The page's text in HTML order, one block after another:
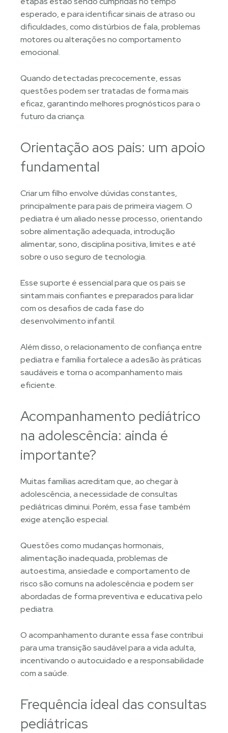
esperado, e para identificar sinais de atraso ou
dificuldades, como distúrbios de fala, problemas
motores ou alterações no comportamento
emocional.
Quando detectadas precocemente, essas
questões podem ser tratadas de forma mais
eficaz, garantindo melhores prognósticos para o
futuro da criança.
Orientação aos pais: um apoio
fundamental
Criar um filho envolve dúvidas constantes,
principalmente para pais de primeira viagem. O
pediatra é um aliado nesse processo, orientando
sobre alimentação adequada, introdução
alimentar, sono, disciplina positiva, limites e até
sobre o uso seguro de tecnologia.
Esse suporte é essencial para que os pais se
sintam mais confiantes e preparados para lidar
com os desafios de cada fase do
desenvolvimento infantil.
Além disso, o relacionamento de confiança entre
pediatra e família fortalece a adesão às práticas
saudáveis e torna o acompanhamento mais
eficiente.
Acompanhamento pediátrico
na adolescência: ainda é
importante?
Muitas famílias acreditam que, ao chegar à
adolescência, a necessidade de consultas
pediátricas diminui. Porém, essa fase também
exige atenção especial.
Questões como mudanças hormonais,
alimentação inadequada, problemas de
autoestima, ansiedade e comportamento de
risco são comuns na adolescência e podem ser
abordadas de forma preventiva e educativa pelo
pediatra.
O acompanhamento durante essa fase contribui
para uma transição saudável para a vida adulta,
incentivando o autocuidado e a responsabilidade
com a saúde.
Frequência ideal das consultas
pediátricas